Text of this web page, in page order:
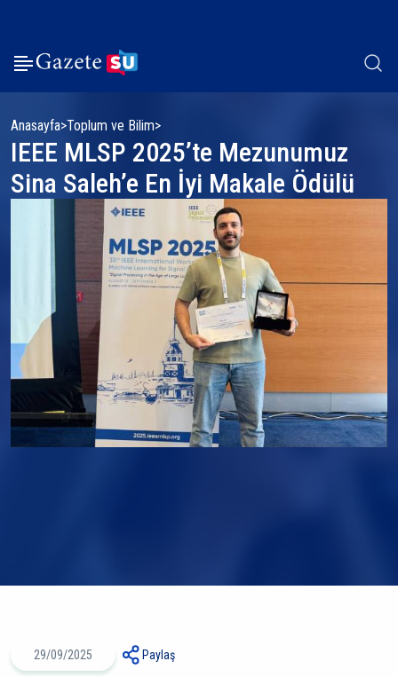
Anasayfa Toplum ve Bilim
IEEE MLSP 2025’te Mezunumuz
Sina Saleh’e En İyi Makale Ödülü
29/09/2025 Paylaş